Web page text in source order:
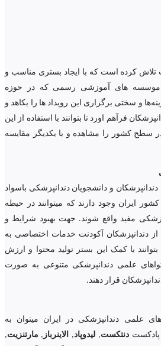
کرده است که با ایجاد بستری مناسب و
موسسه های آموزشی رسمی که در حوزه
و سختی برگزاری این رویداد ها را بکاهد و
فرآهم اورد تا بتوانند با استفاده از این
در سطح کشور را مشاهده و با یکدیگر مقایسه
و دانشجویان دندانپزشکی باسواد
ایران وجود دارند که میتوانند در حیطه
مفید واقع شوند. جهت بهبود شرایط و
دندانپزشکان آکودنت خدمات اختصاصی به
بتوانند با کمک این بستر تولید محتوا و ارزش
علمی دندانپزشکی متنوعی به صورت
قرار دهند.
علمی دندانپزشکی در ایران میتوان به
پادکست دنتکست, لیدوپاد, الاینرباز , مارتنزیت,